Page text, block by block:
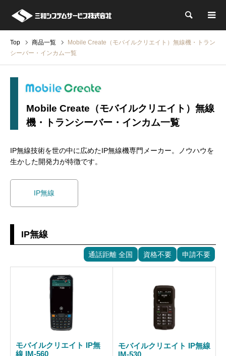
検索
Top 商品一覧
Mobile Create（モバイルクリエイト）無線機・トラン
シーバー・インカム一覧
Mobile Create（モバイルクリエイト）無線
機・トランシーバー・インカム一覧
IP無線技術を世の中に広めたIP無線機専門メーカー。ノウハウを
生かした開発力が特徴です。
IP無線
IP無線
通話距離 全国 資格不要 申請不要
モバイルクリエイト IP無
線 IM-560
モバイルクリエイト IP無線